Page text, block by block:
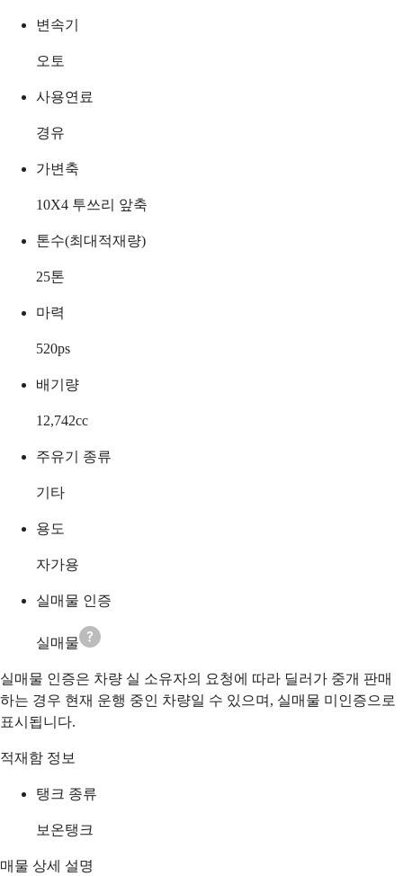
변속기
오토
사용연료
경유
가변축
10X4 투쓰리 앞축
톤수(최대적재량)
25톤
마력
520ps
배기량
12,742cc
주유기 종류
기타
용도
자가용
실매물 인증
실매물
실매물 인증은 차량 실 소유자의 요청에 따라 딜러가 중개 판매
하는 경우 현재 운행 중인 차량일 수 있으며, 실매물 미인증으로
표시됩니다.
적재함 정보
탱크 종류
보온탱크
매물 상세 설명